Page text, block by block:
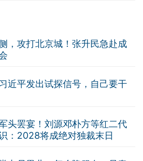
，攻打北京城！张升民急赴成
近平发出试探信号，自己要干
头罢宴！刘源邓朴方等红二代
：2028将成绝对独裁末日